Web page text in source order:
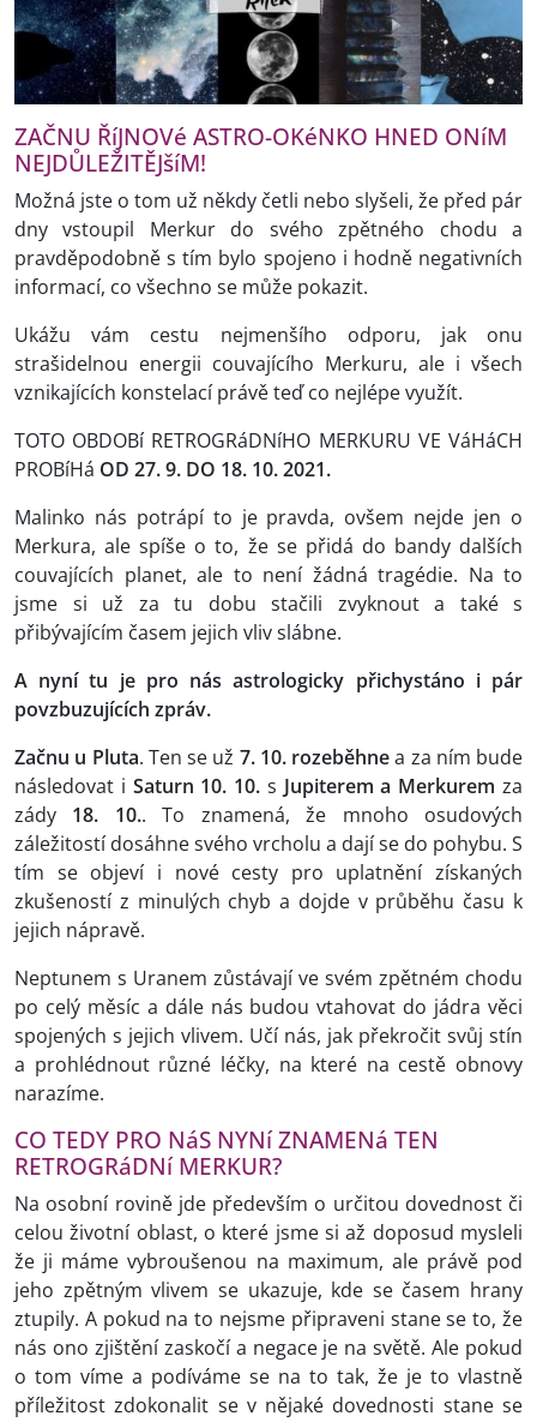
ZAČNU ŘíJNOVé ASTRO-OKéNKO HNED ONíM
NEJDŮLEŽITĚJšíM!
Možná jste o tom už někdy četli nebo slyšeli, že před pár
dny vstoupil Merkur do svého zpětného chodu a
pravděpodobně s tím bylo spojeno i hodně negativních
informací, co všechno se může pokazit.
Ukážu vám cestu nejmenšího odporu, jak onu
strašidelnou energii couvajícího Merkuru, ale i všech
vznikajících konstelací právě teď co nejlépe využít.
TOTO OBDOBí RETROGRáDNíHO MERKURU VE VáHáCH
PROBíHá OD 27. 9. DO 18. 10. 2021.
Malinko nás potrápí to je pravda, ovšem nejde jen o
Merkura, ale spíše o to, že se přidá do bandy dalších
couvajících planet, ale to není žádná tragédie. Na to
jsme si už za tu dobu stačili zvyknout a také s
přibývajícím časem jejich vliv slábne.
A nyní tu je pro nás astrologicky přichystáno i pár
povzbuzujících zpráv.
Začnu u Pluta. Ten se už 7. 10. rozeběhnea za ním bude
následovat i Saturn 10. 10. s Jupiterem a Merkuremza
zády 18. 10.. To znamená, že mnoho osudových
záležitostí dosáhne svého vrcholu a dají se do pohybu. S
tím se objeví i nové cesty pro uplatnění získaných
zkušeností z minulých chyb a dojde v průběhu času k
jejich nápravě.
Neptunem s Uranem zůstávají ve svém zpětném chodu
po celý měsíc a dále nás budou vtahovat do jádra věci
spojených s jejich vlivem. Učí nás, jak překročit svůj stín
a prohlédnout různé léčky, na které na cestě obnovy
narazíme.
CO TEDY PRO NáS NYNí ZNAMENá TEN
RETROGRáDNí MERKUR?
Na osobní rovině jde především o určitou dovednost či
celou životní oblast, o které jsme si až doposud mysleli
že ji máme vybroušenou na maximum, ale právě pod
jeho zpětným vlivem se ukazuje, kde se časem hrany
ztupily. A pokud na to nejsme připraveni stane se to, že
nás ono zjištění zaskočí a negace je na světě. Ale pokud
o tom víme a podíváme se na to tak, že je to vlastně
příležitost zdokonalit se v nějaké dovednosti stane se